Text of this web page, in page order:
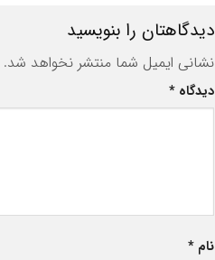
دیدگاهتان را بنویسید
نشانی ایمیل شما منتشر نخواهد شد.
دیدگاه *
نام *